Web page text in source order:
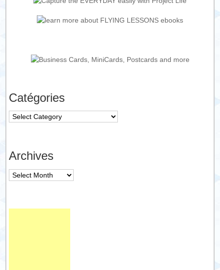
Catégories
Catégories
Archives
Archives